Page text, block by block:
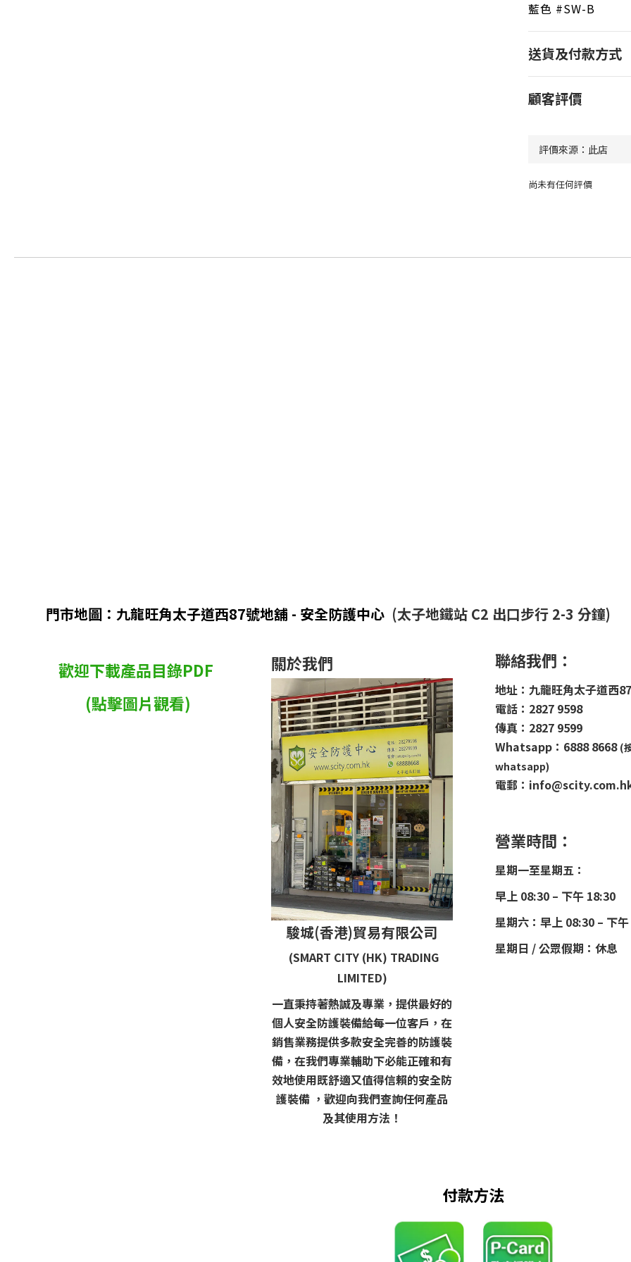
藍色 #SW-B
送貨及付款方式
顧客評價
尚未有任何評價
門市地圖：九龍旺角太子道西87號地舖 - 安全防護中心 (太子地鐵站 C2 出口步行 2-3 分鐘)
歡迎下載產品目錄PDF
(點擊圖片觀看)
關於我們
駿城(香港)貿易有限公司
(SMART CITY (HK) TRADING
LIMITED)
一直秉持著熱誠及專業，提供最好的
個人安全防護裝備給每一位客戶，在
銷售業務提供多款安全完善的防護裝
備，在我們專業輔助下必能正確和有
效地使用既舒適又值得信賴的安全防
護裝備 ，歡迎向我們查詢任何產品
及其使用方法！
聯絡我們：
地址：九龍旺角太子道西
電話：2827 9598
傳真：2827 9599
Whatsapp：6888 8668 (
whatsapp)
電郵：
營業時間：
星期一至星期五：
早上 08:30 – 下午 18:30
星期六：早上 08:30 – 下
星期日 / 公眾假期：休息
付款方法